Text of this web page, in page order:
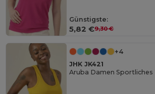
Günstigste:
5,82 €9,30 €
+4
JHK JK421